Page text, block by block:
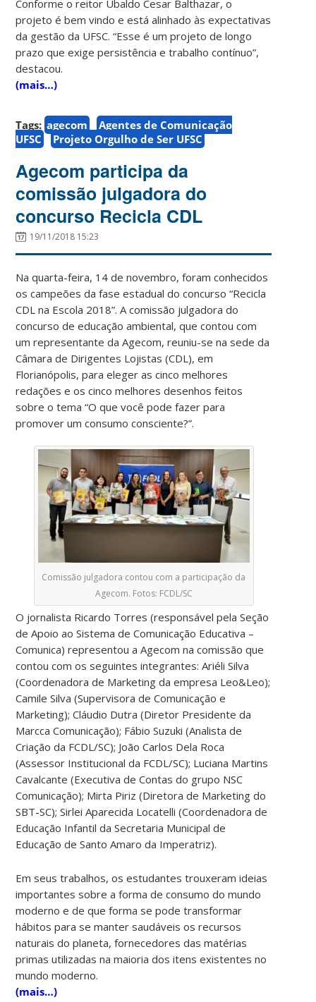
Conforme o reitor Ubaldo Cesar Balthazar, o
projeto é bem vindo e está alinhado às expectativas
da gestão da UFSC. “Esse é um projeto de longo
prazo que exige persistência e trabalho contínuo”,
destacou.
(mais…)
Tags: agecom
Agentes de Comunicação
UFSC
Projeto Orgulho de Ser UFSC
Agecom participa da
comissão julgadora do
concurso Recicla CDL
19/11/2018 15:23
Na quarta-feira, 14 de novembro, foram conhecidos
os campeões da fase estadual do concurso “Recicla
CDL na Escola 2018”. A comissão julgadora do
concurso de educação ambiental, que contou com
um representante da Agecom, reuniu-se na sede da
Câmara de Dirigentes Lojistas (CDL), em
Florianópolis, para eleger as cinco melhores
redações e os cinco melhores desenhos feitos
sobre o tema “O que você pode fazer para
promover um consumo consciente?”.
Comissão julgadora contou com a participação da
Agecom. Fotos: FCDL/SC
O jornalista Ricardo Torres (responsável pela Seção
de Apoio ao Sistema de Comunicação Educativa –
Comunica) representou a Agecom na comissão que
contou com os seguintes integrantes: Ariéli Silva
(Coordenadora de Marketing da empresa Leo&Leo);
Camile Silva (Supervisora de Comunicação e
Marketing); Cláudio Dutra (Diretor Presidente da
Marcca Comunicação); Fábio Suzuki (Analista de
Criação da FCDL/SC); João Carlos Dela Roca
(Assessor Institucional da FCDL/SC); Luciana Martins
Cavalcante (Executiva de Contas do grupo NSC
Comunicação); Mirta Piriz (Diretora de Marketing do
SBT-SC); Sirlei Aparecida Locatelli (Coordenadora de
Educação Infantil da Secretaria Municipal de
Educação de Santo Amaro da Imperatriz).
Em seus trabalhos, os estudantes trouxeram ideias
importantes sobre a forma de consumo do mundo
moderno e de que forma se pode transformar
hábitos para se manter saudáveis os recursos
naturais do planeta, fornecedores das matérias
primas utilizadas na maioria dos itens existentes no
mundo moderno.
(mais…)